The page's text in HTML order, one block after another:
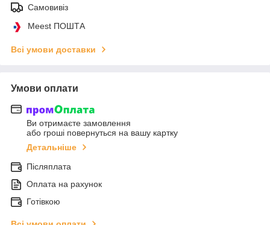
Самовивіз
Meest ПОШТА
Всі умови доставки
Умови оплати
Ви отримаєте замовлення
або гроші повернуться на вашу картку
Детальніше
Післяплата
Оплата на рахунок
Готівкою